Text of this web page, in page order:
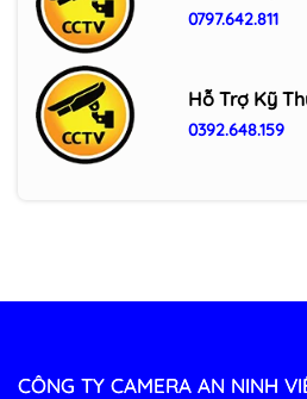
0797.642.811
Hỗ Trợ Kỹ
0392.648.159
CÔNG TY CAMERA AN NINH